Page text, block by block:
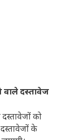
वाले दस्तावेज
दस्तावेजों को
दस्तावेजों के